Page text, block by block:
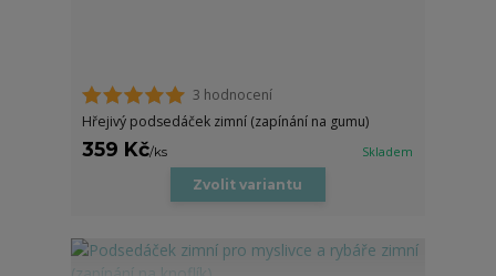
3 hodnocení
Hřejivý podsedáček zimní (zapínání na gumu)
359 Kč/ks Skladem
Zvolit variantu